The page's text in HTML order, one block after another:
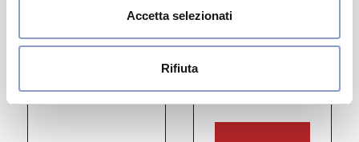
Accetta selezionati
Rifiuta
Iperbimbo
Mango
011/3054454·Mappa →